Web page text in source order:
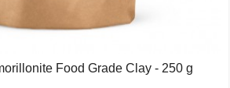
Food Grade Clay - 250 g